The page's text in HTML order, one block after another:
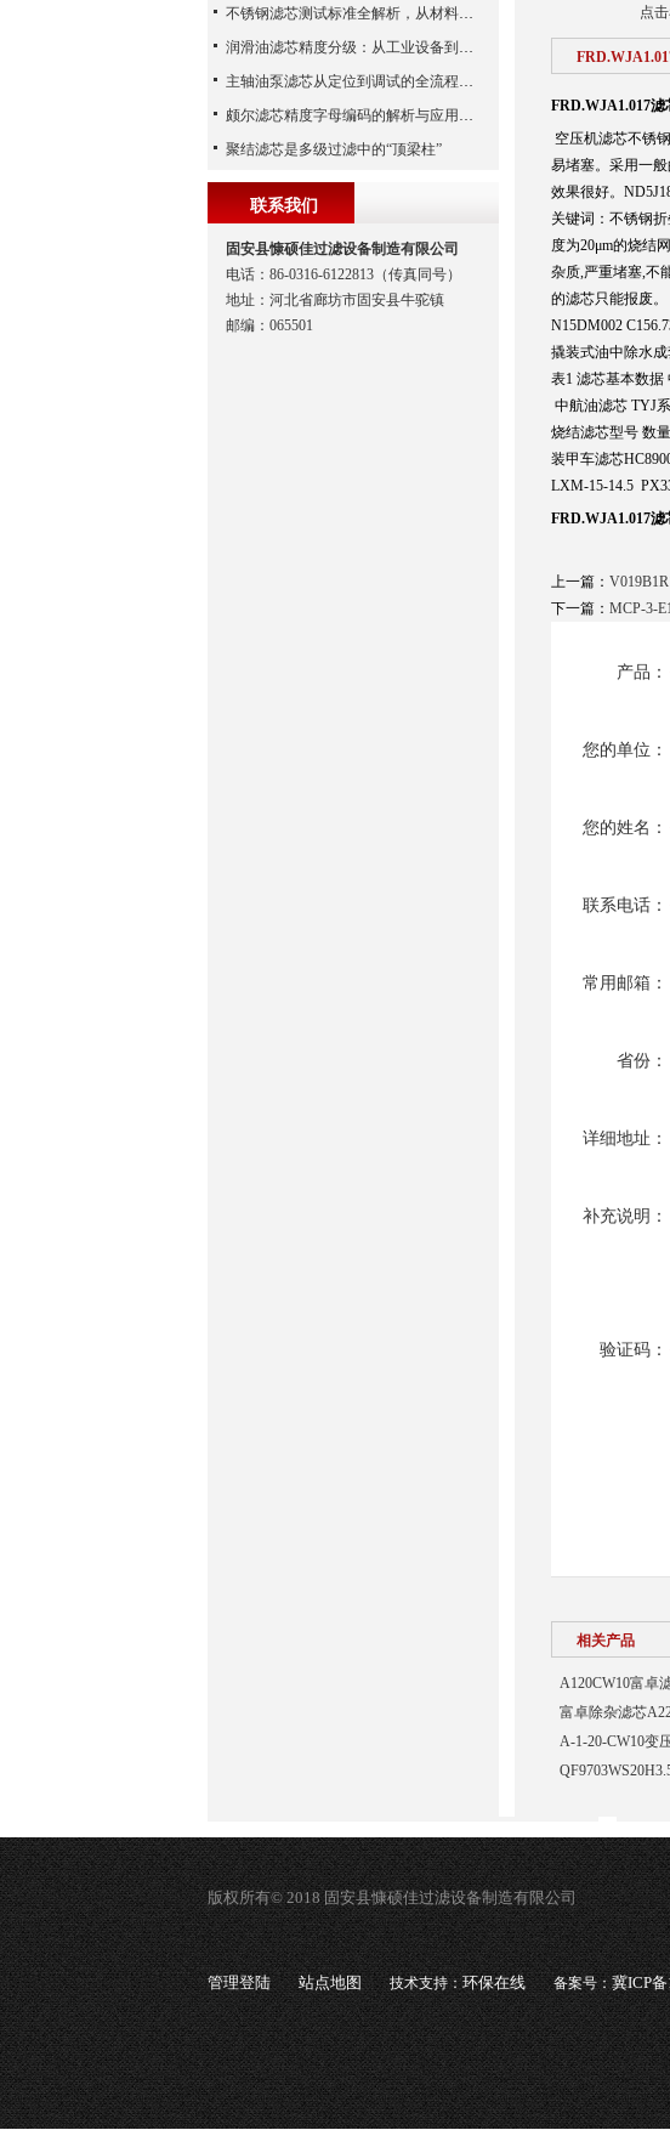
点
FRD.WJA1.017滤
空压机滤芯不锈
易堵塞。采用一
效果很好。
关键词：不锈钢
度为20μm的烧结
杂质,严重堵塞,不
的滤芯只能报废
N15DM002
撬装式油中除水
表1 滤芯基本数据
中航油滤芯 TYJ
烧结滤芯型号 数
装甲车滤芯
LXM-15-14.5
FRD.WJA1.017滤
上一篇：
下一篇： MCP-3-
产品：
您的单位：
您的姓名：
联系电话：
常用邮箱：
省份：
详细地址：
补充说明：
验证码：
相关产品
A120CW10富卓
富卓除杂滤芯
A-1-20-CW10变
不锈钢滤芯测试标准全解析，从材料性能到应用场景的严苛验证
润滑油滤芯精度分级：从工业设备到精密系统的过滤密码
主轴油泵滤芯从定位到调试的全流程解析
颇尔滤芯精度字母编码的解析与应用指南
聚结滤芯是多级过滤中的“顶梁柱”
联系我们
固安县慷硕佳过滤设备制造有限公司
电话：86-0316-6122813（传真同号）
地址：河北省廊坊市固安县牛驼镇
邮编：065501
版权所有© 2018 固安县慷硕佳过滤设备制造有限公司
管理登陆 站点地图 技术支持：环保在线 备案号：冀ICP